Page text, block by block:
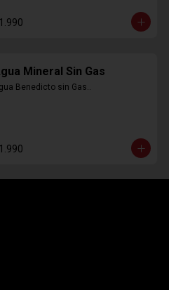
Mineral Sin Gas
Benedicto sin Gas..